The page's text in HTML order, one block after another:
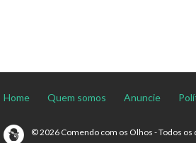
Home Quem somos Anuncie
© 2026 Comendo com os Olhos - Todos